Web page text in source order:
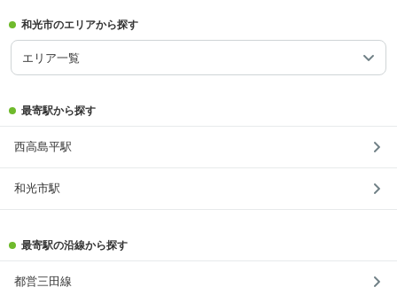
和光市のエリアから探す
エリア一覧
最寄駅から探す
西高島平駅
和光市駅
最寄駅の沿線から探す
都営三田線